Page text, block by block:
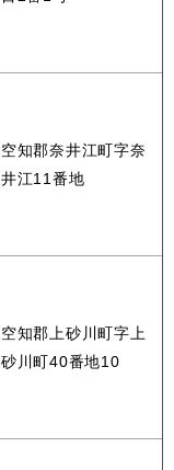
空知郡奈井江町字奈
井江11番地
空知郡上砂川町字上
砂川町40番地10